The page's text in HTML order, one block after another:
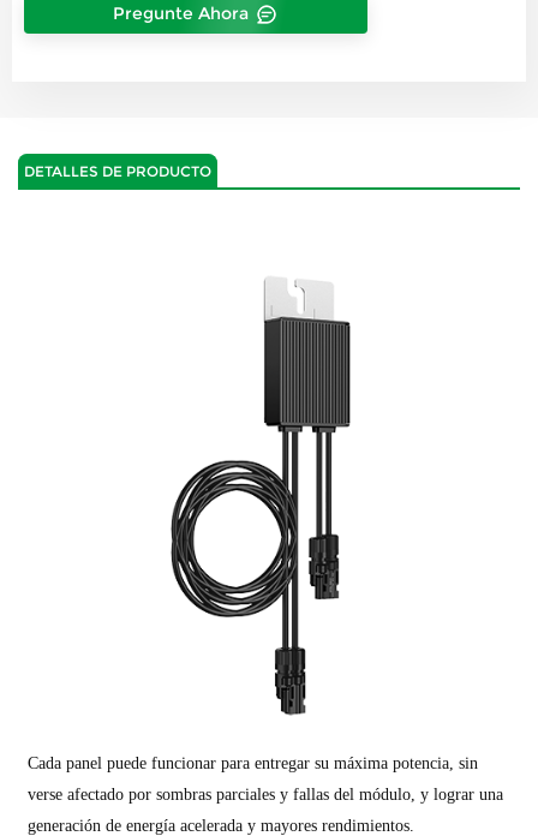
Pregunte Ahora
DETALLES DE PRODUCTO
Cada panel puede funcionar para entregar su máxima potencia, sin
verse afectado por sombras parciales y fallas del módulo, y lograr una
generación de energía acelerada y mayores rendimientos.